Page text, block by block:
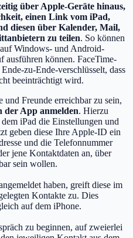
über Apple-Geräte hinaus,
einen Link vom iPad,
diesen über Kalender, Mail,
zu teilen. So können
Windows- und Android-
ausführen können. FaceTime-
zu-Ende-verschlüsselt, dass
beeinträchtigt wird.
Freunde erreichbar zu sein,
der App anmelden. Hierzu
iPad die Einstellungen und
geben diese Ihre Apple-ID ein
und die Telefonnummer
jene Kontaktdaten an, über
sein wollen.
haben, greift diese im
Kontakte zu. Dies
auf dem iPhone.
zu beginnen, auf zweierlei